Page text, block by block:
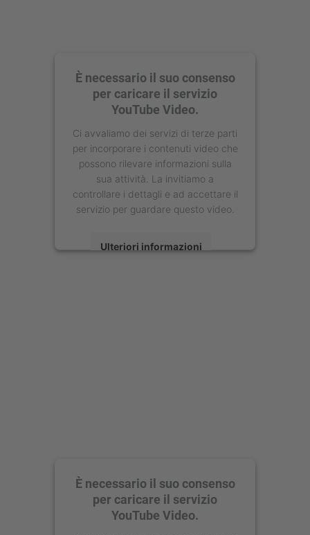
È necessario il suo consenso
per caricare il servizio
YouTube Video.
Ci avvaliamo dei servizi di terze parti
per incorporare i contenuti video che
possono rilevare informazioni sulla
sua attività. La invitiamo a
controllare i dettagli e ad accettare il
servizio per guardare questo video.
Ulteriori informazioni
È necessario il suo consenso
per caricare il servizio
YouTube Video.